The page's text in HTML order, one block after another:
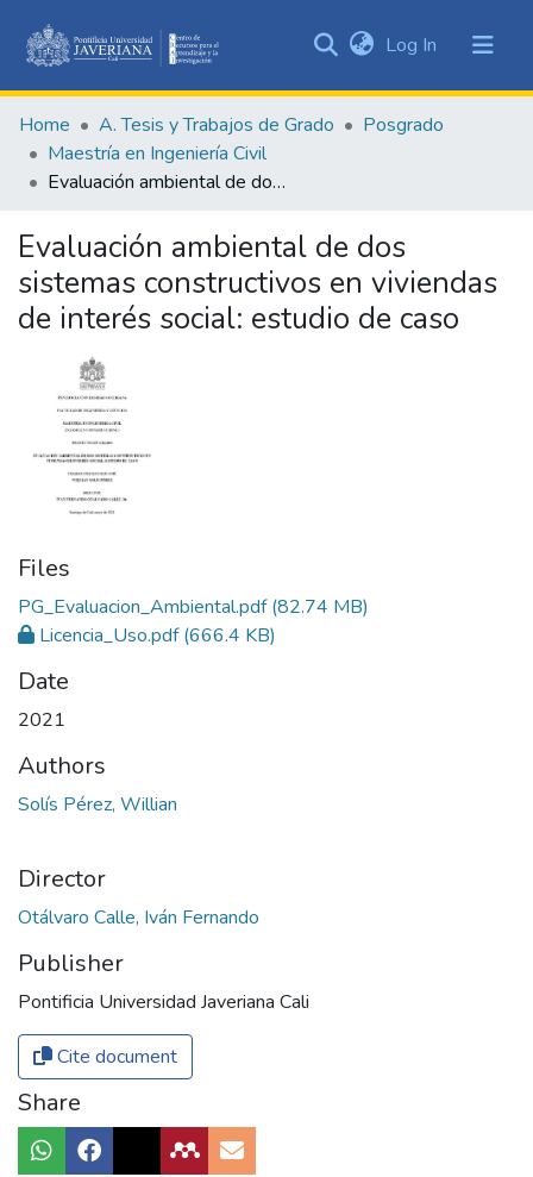
&
Collections
All of DSpace
Statistics
Log In (current)
Home A. Tesis y Trabajos de Grado
Posgrado
Maestría en Ingeniería Civil
Evaluación ambiental de dos sistemas constructivos en viviendas de interés social: estudio de caso
Evaluación ambiental de dos
sistemas constructivos en viviendas
de interés social: estudio de caso
Files
PG_Evaluacion_Ambiental.pdf(82.74 MB)
Licencia_Uso.pdf(666.4 KB)
Date
2021
Authors
Solís Pérez, Willian
Director
Otálvaro Calle, Iván Fernando
Publisher
Pontificia Universidad Javeriana Cali
Cite document
Share